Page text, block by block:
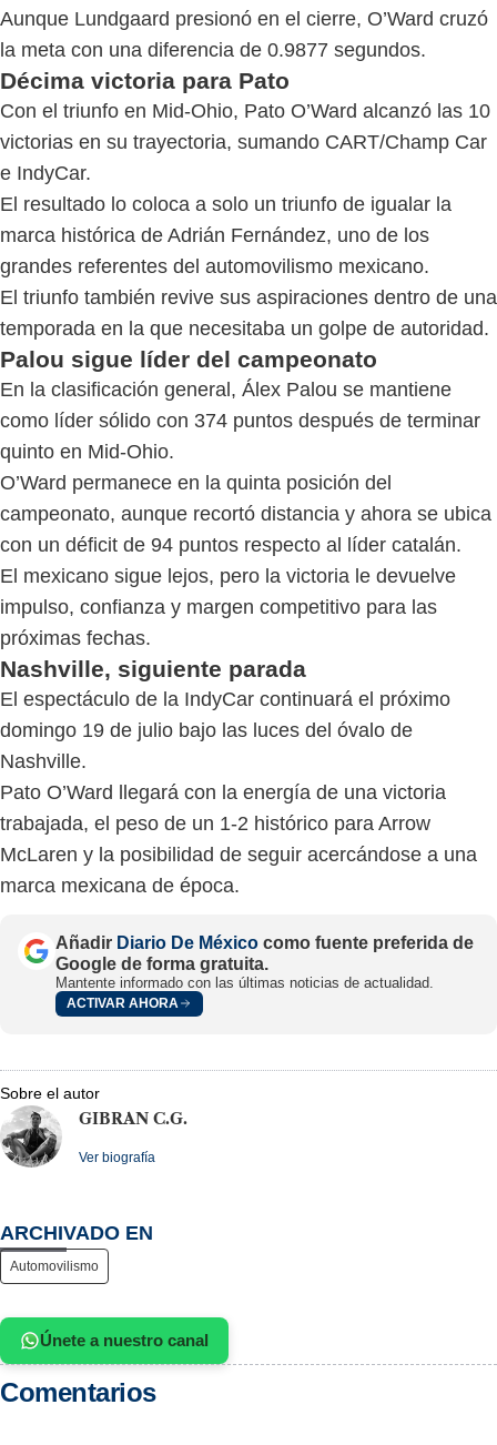
Aunque Lundgaard presionó en el cierre, O’Ward cruzó
la meta con una diferencia de 0.9877 segundos.
Décima victoria para Pato
Con el triunfo en Mid-Ohio, Pato O’Ward alcanzó las 10
victorias en su trayectoria, sumando CART/Champ Car
e IndyCar.
El resultado lo coloca a solo un triunfo de igualar la
marca histórica de Adrián Fernández, uno de los
grandes referentes del automovilismo mexicano.
El triunfo también revive sus aspiraciones dentro de una
temporada en la que necesitaba un golpe de autoridad.
Palou sigue líder del campeonato
En la clasificación general, Álex Palou se mantiene
como líder sólido con 374 puntos después de terminar
quinto en Mid-Ohio.
O’Ward permanece en la quinta posición del
campeonato, aunque recortó distancia y ahora se ubica
con un déficit de 94 puntos respecto al líder catalán.
El mexicano sigue lejos, pero la victoria le devuelve
impulso, confianza y margen competitivo para las
próximas fechas.
Nashville, siguiente parada
El espectáculo de la IndyCar continuará el próximo
domingo 19 de julio bajo las luces del óvalo de
Nashville.
Pato O’Ward llegará con la energía de una victoria
trabajada, el peso de un 1-2 histórico para Arrow
McLaren y la posibilidad de seguir acercándose a una
marca mexicana de época.
Añadir Diario De México como fuente preferida de
Google de forma gratuita.
Mantente informado con las últimas noticias de actualidad.
ACTIVAR AHORA
Sobre el autor
GIBRAN C.G.
Ver biografía
ARCHIVADO EN
Automovilismo
Únete a nuestro canal
Comentarios